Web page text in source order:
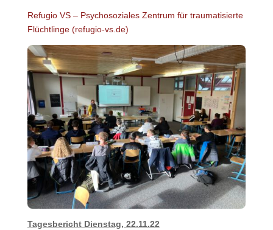
Refugio VS – Psychosoziales Zentrum für traumatisierte
Flüchtlinge (refugio-vs.de)
Tagesbericht Dienstag, 22.11.22